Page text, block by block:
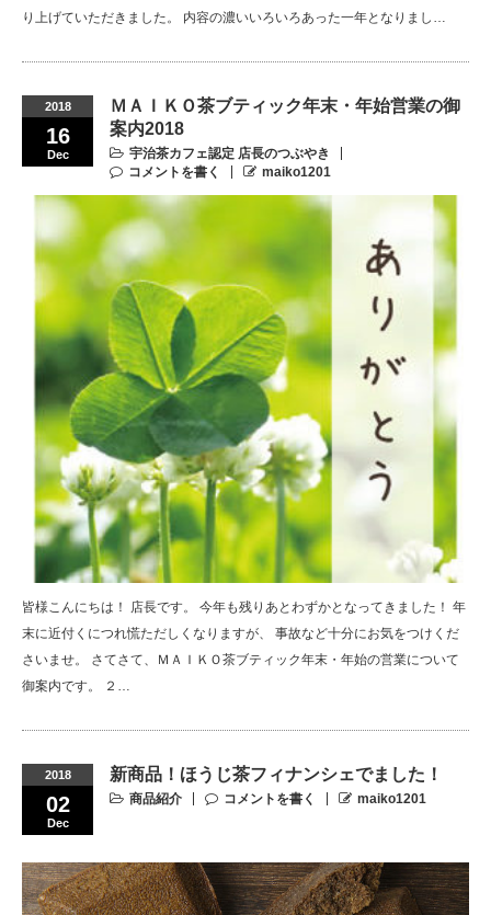
り上げていただきました。 内容の濃いいろいろあった一年となりまし…
2018
16
Dec
ＭＡＩＫＯ茶ブティック年末・年始営業の御
案内2018
宇治茶カフェ認定 店長のつぶやき
コメントを書く
maiko1201
皆様こんにちは！ 店長です。 今年も残りあとわずかとなってきました！ 年
末に近付くにつれ慌ただしくなりますが、 事故など十分にお気をつけくだ
さいませ。 さてさて、ＭＡＩＫＯ茶ブティック年末・年始の営業について
御案内です。 ２…
2018
02
Dec
新商品！ほうじ茶フィナンシェでました！
商品紹介 コメントを書く maiko1201